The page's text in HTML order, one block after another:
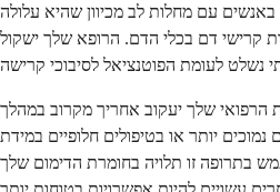
באנשים עם מחלות לב מכיוון שהיא עלולה
קרישי דם בכלי הדם. הרופא שלך ישקול
הרפואי שלך יעקוב אחריך מקרוב במהלך
נמוכים יותר או בטיפולים חלופיים במידת
בתרופה זו תלויה בחומרת הדימום שלך